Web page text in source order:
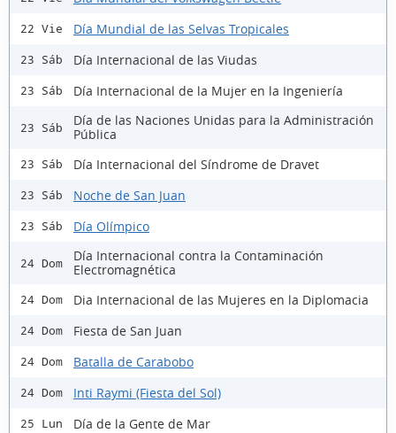
22 Vie Día Mundial de las Selvas Tropicales
23 Sáb Día Internacional de las Viudas
23 Sáb Día Internacional de la Mujer en la Ingeniería
23 Sáb
Día de las Naciones Unidas para la Administración
Pública
23 Sáb Día Internacional del Síndrome de Dravet
23 Sáb Noche de San Juan
23 Sáb Día Olímpico
24 Dom
Día Internacional contra la Contaminación
Electromagnética
24 Dom Dia Internacional de las Mujeres en la Diplomacia
24 Dom Fiesta de San Juan
24 Dom Batalla de Carabobo
24 Dom Inti Raymi (Fiesta del Sol)
25 Lun Día de la Gente de Mar